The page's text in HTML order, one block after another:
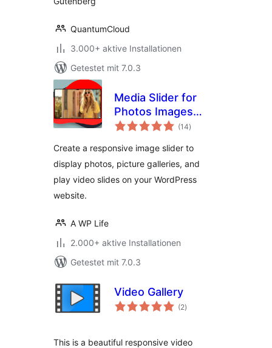
QuantumCloud
3.000+ aktive Installationen
Getestet mit 7.0.3
Media Slider for
Photos Images
Videos
(14Bewertungen
insgesamt
)
Create a responsive image slider to
display photos, picture galleries, and
play video slides on your WordPress
website.
A WP Life
2.000+ aktive Installationen
Getestet mit 7.0.3
Video Gallery
(2Bewertungen
insgesamt
)
This is a beautiful responsive video